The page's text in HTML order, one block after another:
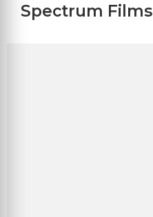
Spectrum Films